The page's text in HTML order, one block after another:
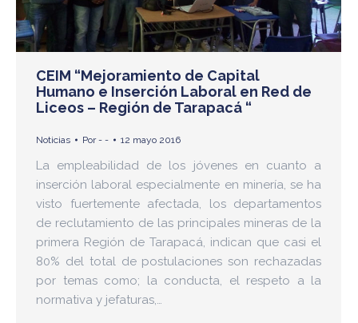
CEIM “Mejoramiento de Capital
Humano e Inserción Laboral en Red de
Liceos – Región de Tarapacá “
Noticias Por- - 12 mayo 2016
La empleabilidad de los jóvenes en cuanto a
inserción laboral especialmente en minería, se ha
visto fuertemente afectada, los departamentos
de reclutamiento de las principales mineras de la
primera Región de Tarapacá, indican que casi el
80% del total de postulaciones son rechazadas
por temas como; la conducta, el respeto a la
normativa y jefaturas,…